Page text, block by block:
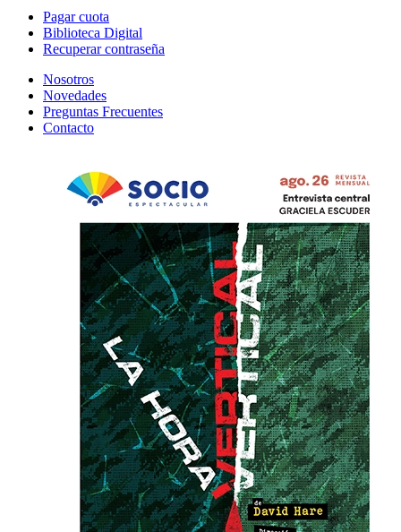
Pagar cuota
Biblioteca Digital
Recuperar contraseña
Nosotros
Novedades
Preguntas Frecuentes
Contacto